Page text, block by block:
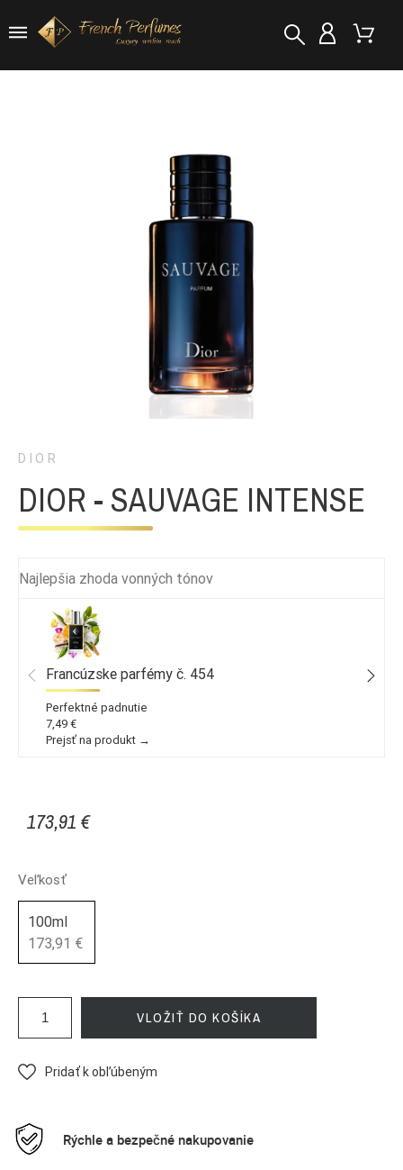
DIOR
DIOR - SAUVAGE INTENSE
Najlepšia zhoda vonných tónov
Francúzske parfémy č. 454
Perfektné padnutie
7,49 €
Prejsť na produkt →
173,91 €
Veľkosť
100ml
173,91 €
VLOŽIŤ DO KOŠÍKA
Pridať k obľúbeným
Rýchle a bezpečné nakupovanie